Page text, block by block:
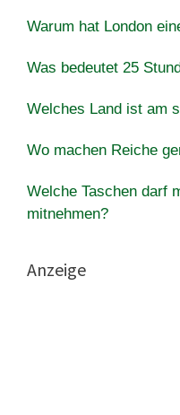
Warum hat London
Was bedeutet 25
Welches Land ist am
Wo machen Reiche
Welche Taschen darf
mitnehmen?
Anzeige